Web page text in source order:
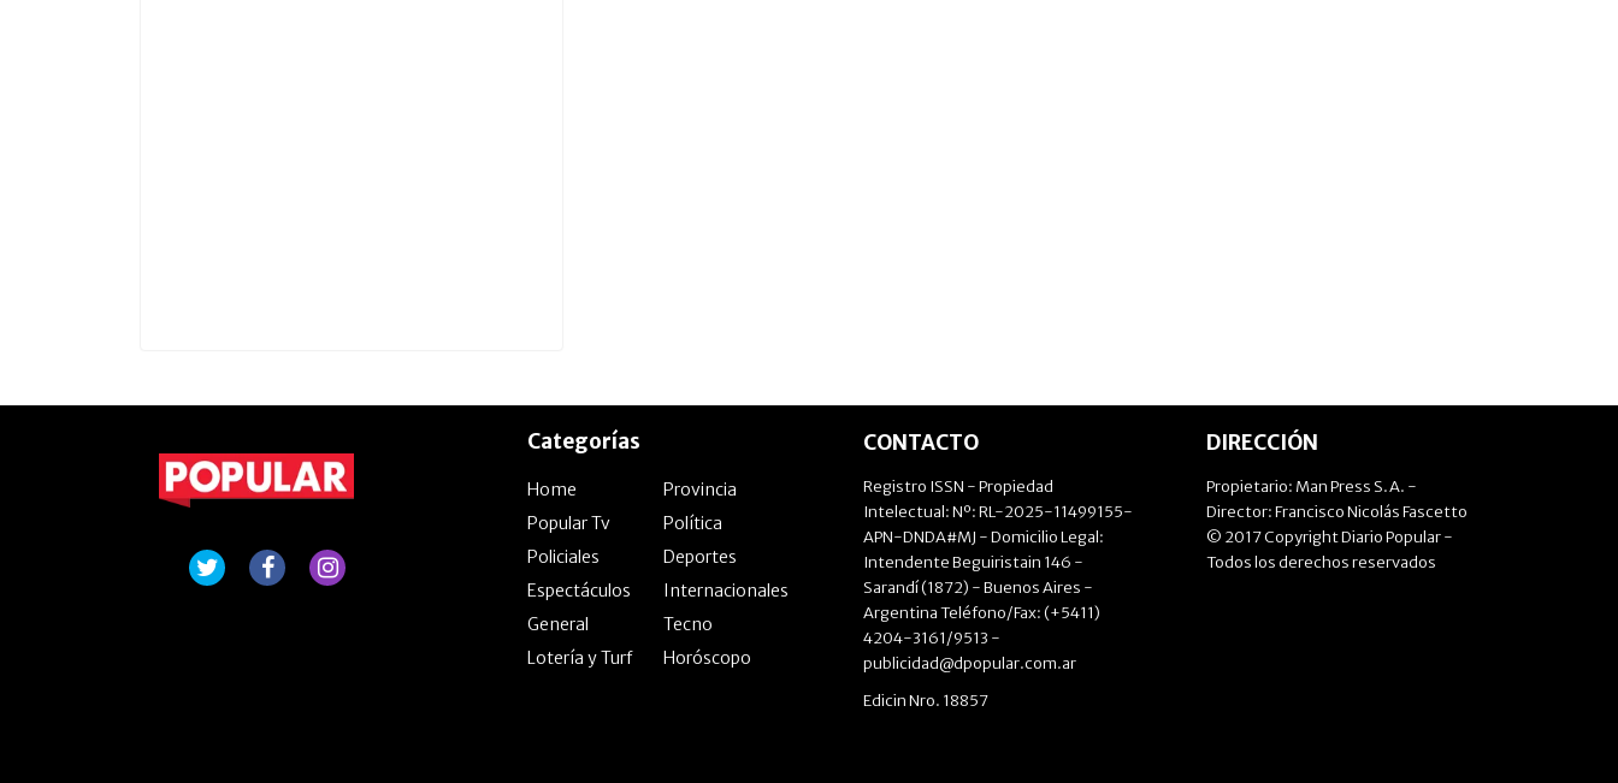
Categorías
Home
Provincia
Popular Tv
Política
Policiales
Deportes
Espectáculos
Internacionales
General
Tecno
Lotería y Turf
Horóscopo
CONTACTO
Registro ISSN - Propiedad
Intelectual: Nº: RL-2025-11499155-
APN-DNDA#MJ - Domicilio Legal:
Intendente Beguiristain 146 -
Sarandí (1872) - Buenos Aires -
Argentina Teléfono/Fax: (+5411)
4204-3161/9513 -
publicidad@dpopular.com.ar
Edicin Nro. 18857
DIRECCIÓN
Propietario: Man Press S.A. -
Director: Francisco Nicolás Fascetto
© 2017 Copyright Diario Popular -
Todos los derechos reservados